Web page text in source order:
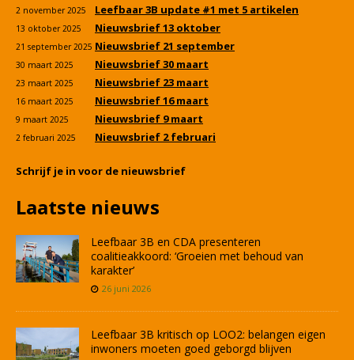
2 november 2025 Leefbaar 3B update #1 met 5 artikelen
13 oktober 2025 Nieuwsbrief 13 oktober
21 september 2025 Nieuwsbrief 21 september
30 maart 2025 Nieuwsbrief 30 maart
23 maart 2025 Nieuwsbrief 23 maart
16 maart 2025 Nieuwsbrief 16 maart
9 maart 2025 Nieuwsbrief 9 maart
2 februari 2025 Nieuwsbrief 2 februari
Schrijf je in voor de nieuwsbrief
Laatste nieuws
Leefbaar 3B en CDA presenteren
coalitieakkoord: ‘Groeien met behoud van
karakter’
26 juni 2026
Leefbaar 3B kritisch op LOO2: belangen eigen
inwoners moeten goed geborgd blijven